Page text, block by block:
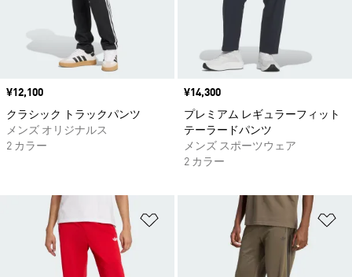
価格
¥12,100
クラシック トラックパンツ
メンズ オリジナルス
2 カラー
価格
¥14,300
プレミアム レギュラーフィット
テーラードパンツ
メンズ スポーツウェア
2 カラー
ほしいものリストに追加